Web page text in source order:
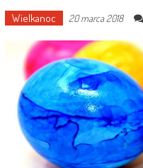
Wielkanoc 20 marca 2018